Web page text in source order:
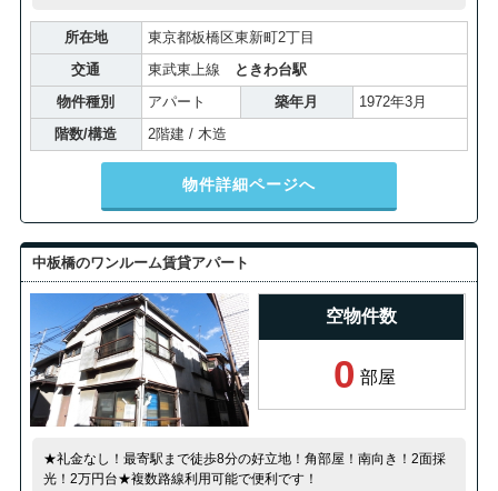
所在地
東京都板橋区東新町2丁目
交通
東武東上線
ときわ台駅
物件種別
アパート 築年月
1972年3月
階数/構造
2階建 / 木造
物件詳細ページへ
中板橋のワンルーム賃貸アパート
空物件数
0 部屋
★礼金なし！最寄駅まで徒歩8分の好立地！角部屋！南向き！2面採
光！2万円台★複数路線利用可能で便利です！